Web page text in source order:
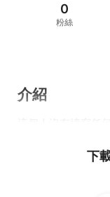
0
粉絲
介紹
下